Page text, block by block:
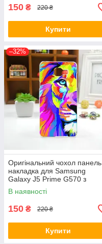
150 ₴ 220 ₴
Купити
–32%
Оригінальний чохол панель
накладка для Samsung
Galaxy J5 Prime G570 з
картинкою Кольоровий лев
В наявності
150 ₴ 220 ₴
Купити